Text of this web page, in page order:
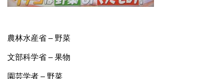
農林水産省 – 野菜
文部科学省 – 果物
園芸学者 – 野菜